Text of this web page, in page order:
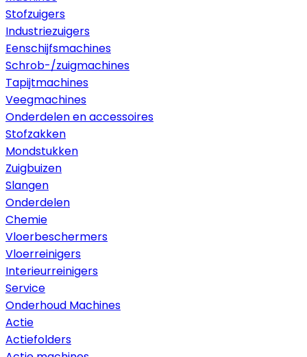
Stofzuigers
Industriezuigers
Eenschijfsmachines
Schrob-/zuigmachines
Tapijtmachines
Veegmachines
Onderdelen en accessoires
Stofzakken
Mondstukken
Zuigbuizen
Slangen
Onderdelen
Chemie
Vloerbeschermers
Vloerreinigers
Interieurreinigers
Service
Onderhoud Machines
Actie
Actiefolders